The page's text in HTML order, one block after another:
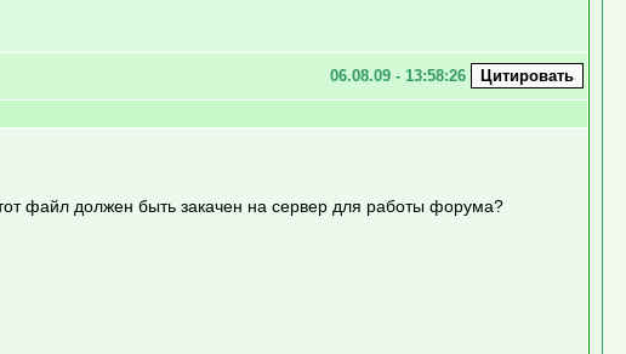
06.08.09 - 13:58:26
файл должен быть закачен на сервер для работы форума?